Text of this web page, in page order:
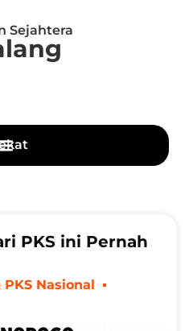
Sejahtera
PKS ini Pernah
Nasional